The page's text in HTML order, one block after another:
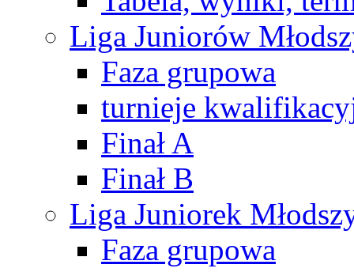
Liga Juniorów
Faza grupowa
turnieje
Finał A
Finał B
Liga Juniorek
Faza grupowa